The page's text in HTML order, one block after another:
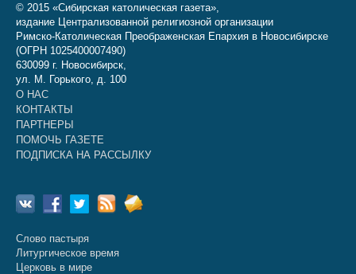
© 2015 «Сибирская католическая газета»,
издание Централизованной религиозной организации
Римско-Католическая Преображенская Епархия в Новосибирске
(ОГРН 1025400007490)
630099 г. Новосибирск,
ул. М. Горького, д. 100
О НАС
КОНТАКТЫ
ПАРТНЕРЫ
ПОМОЧЬ ГАЗЕТЕ
ПОДПИСКА НА РАССЫЛКУ
Слово пастыря
Литургическое время
Церковь в мире